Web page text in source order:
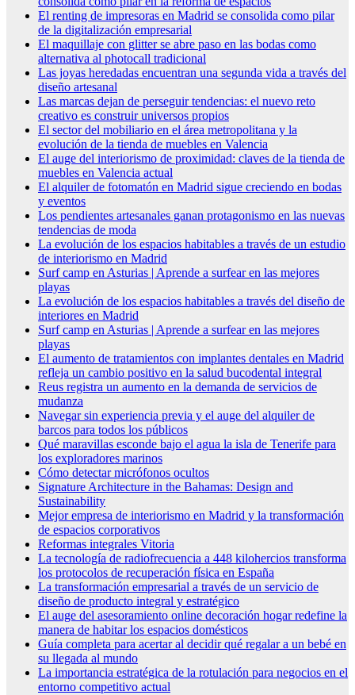
El renting de impresoras en Madrid se consolida como pilar
de la digitalización empresarial
El maquillaje con glitter se abre paso en las bodas como
alternativa al photocall tradicional
Las joyas heredadas encuentran una segunda vida a través del
diseño artesanal
Las marcas dejan de perseguir tendencias: el nuevo reto
creativo es construir universos propios
El sector del mobiliario en el área metropolitana y la
evolución de la tienda de muebles en Valencia
El auge del interiorismo de proximidad: claves de la tienda de
muebles en Valencia actual
El alquiler de fotomatón en Madrid sigue creciendo en bodas
y eventos
Los pendientes artesanales ganan protagonismo en las nuevas
tendencias de moda
La evolución de los espacios habitables a través de un estudio
de interiorismo en Madrid
Surf camp en Asturias | Aprende a surfear en las mejores
playas
La evolución de los espacios habitables a través del diseño de
interiores en Madrid
Surf camp en Asturias | Aprende a surfear en las mejores
playas
El aumento de tratamientos con implantes dentales en Madrid
refleja un cambio positivo en la salud bucodental integral
Reus registra un aumento en la demanda de servicios de
mudanza
Navegar sin experiencia previa y el auge del alquiler de
barcos para todos los públicos
Qué maravillas esconde bajo el agua la isla de Tenerife para
los exploradores marinos
Cómo detectar micrófonos ocultos
Signature Architecture in the Bahamas: Design and
Sustainability
Mejor empresa de interiorismo en Madrid y la transformación
de espacios corporativos
Reformas integrales Vitoria
La tecnología de radiofrecuencia a 448 kilohercios transforma
los protocolos de recuperación física en España
La transformación empresarial a través de un servicio de
diseño de producto integral y estratégico
El auge del asesoramiento online decoración hogar redefine la
manera de habitar los espacios domésticos
Guía completa para acertar al decidir qué regalar a un bebé en
su llegada al mundo
La importancia estratégica de la rotulación para negocios en el
entorno competitivo actual